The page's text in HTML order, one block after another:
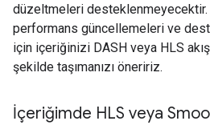
düzeltmeleri
performans güncellemeleri ve
için içeriğinizi DASH veya HLS
şekilde taşımanızı öneririz.
İçeriğimde HLS veya